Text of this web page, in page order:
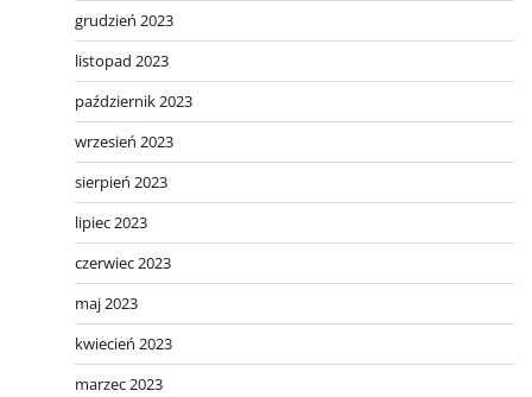
grudzień 2023
listopad 2023
październik 2023
wrzesień 2023
sierpień 2023
lipiec 2023
czerwiec 2023
maj 2023
kwiecień 2023
marzec 2023